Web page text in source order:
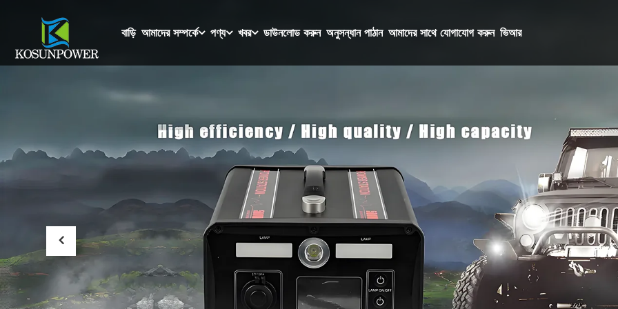
বাড়ি আমাদের সম্পর্কে পণ্য খবর ডাউনলোড করুন অনুসন্ধান পাঠান আমাদের সাথে যোগাযোগ করুন ভিআর